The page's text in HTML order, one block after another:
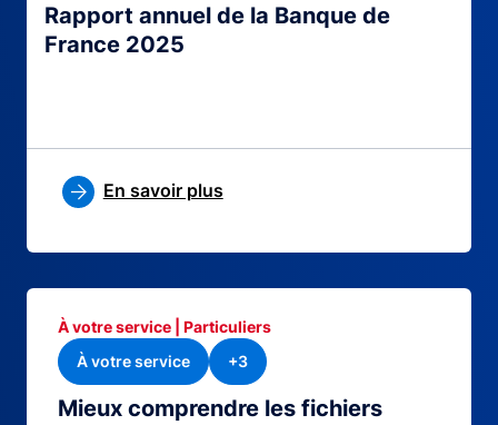
Rapport annuel de la Banque de
France 2025
En savoir plus
Mieux comprendre les fichiers
À votre service | Particuliers
À votre service
+3